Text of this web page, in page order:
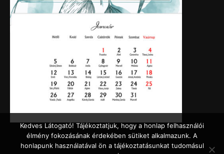
Kedves Látogató! Tájékoztatjuk, hogy a honlap felhasználói
élmény fokozásának érdekében sütiket alkalmazunk. A
honlapunk használatával ön a tájékoztatásunkat tudomásul